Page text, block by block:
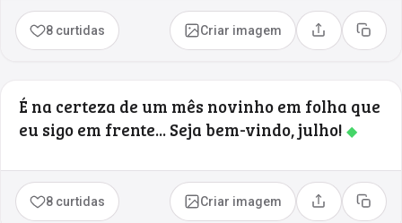
8 curtidas Criar imagem Compartilhar
Copiar
É na certeza de um mês novinho em folha que
eu sigo em frente... Seja bem-vindo, julho! ◆
8 curtidas Criar imagem Compartilhar
Copiar